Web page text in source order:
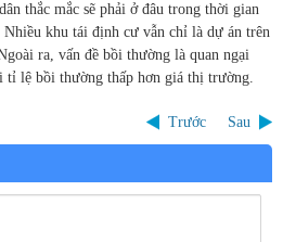
thắc mắc sẽ phải ở đâu trong thời gian
khu tái định cư vẫn chỉ là dự án trên
ra, vấn đề bồi thường là quan ngại
tỉ lệ bồi thường thấp hơn giá thị trường.
Trước Sau